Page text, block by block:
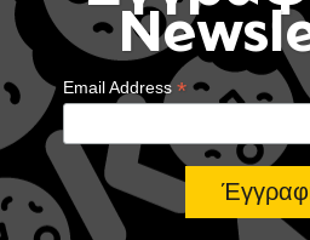
Email Address*